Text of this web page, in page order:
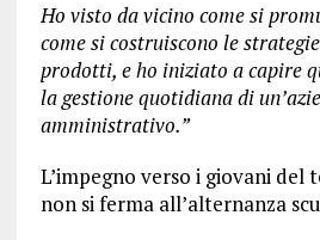
Ho visto da vicino come si
come si costruiscono le
prodotti, e ho iniziato a capire
la gestione quotidiana di
amministrativo.”
L’impegno verso i giovani
non si ferma all’alternanza